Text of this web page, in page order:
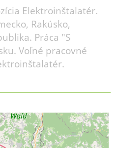
Elektroinštalatér.
Rakúsko,
Práca "S
Voľné pracovné